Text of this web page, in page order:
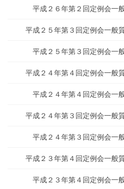
平成２６年第２回定例会一
平成２５年第３回定例会一般
平成２５年第３回定例会一
平成２４年第４回定例会一般
平成２４年第４回定例会一
平成２４年第３回定例会一般
平成２４年第３回定例会一
平成２３年第４回定例会一般
平成２３年第４回定例会一